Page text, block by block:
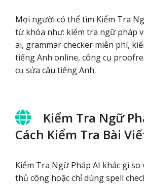
Mọi người có thể tìm Kiểm Tra
từ khóa như: kiểm tra ngữ pháp
ai, grammar checker miễn phí,
tiếng Anh online, công cụ
cụ sửa câu tiếng Anh.
Kiểm Tra Ngữ
Cách Kiểm Tra Bài
Kiểm Tra Ngữ Pháp AI khác gì
thủ công hoặc chỉ dùng spell